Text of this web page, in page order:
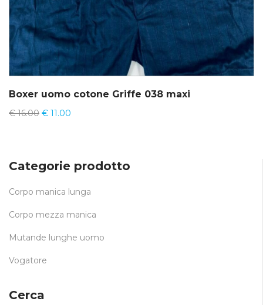
Boxer uomo cotone Griffe 038 maxi
€16.00 € 11.00
Categorie prodotto
Corpo manica lunga
Corpo mezza manica
Mutande lunghe uomo
Vogatore
Cerca